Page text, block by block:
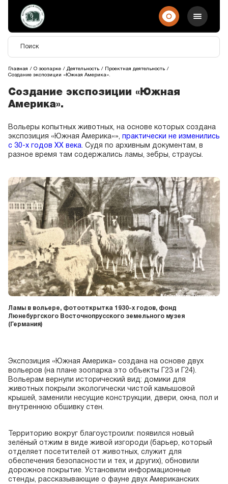
Главная О зоопарке Деятельность
Проектная деятельность
Создание экспозиции «Южная Америка».
Создание экспозиции «Южная
Америка».
Вольеры копытных животных, на основе которых создана
экспозиция «Южная Америка«», практически не изменились
с 30-х годов ХХ века. Судя по архивным документам, в
разное время там содержались ламы, зебры, страусы.
Ламы в вольере, фотооткрытка 1930-х годов, фонд
Люнебургского Восточнопрусского земельного музея
(Германия)
Экспозиция «Южная Америка» создана на основе двух
вольеров (на плане зоопарка это объекты Г23 и Г24).
Вольерам вернули исторический вид: домики для
животных покрыли экологически чистой камышовой
крышей, заменили несущие конструкции, двери, окна, пол и
внутреннюю обшивку стен.
Территорию вокруг благоустроили: появился новый
зелёный отжим в виде живой изгороди (барьер, который
отделяет посетителей от животных, служит для
обеспечения безопасности и тех, и других), обновили
дорожное покрытие. Установили информационные
стенды, рассказывающие о фауне двух Американских